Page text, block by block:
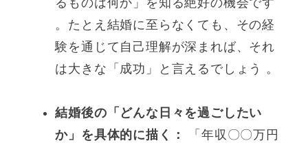
るものは何か」を知る絶好の機会です
。たとえ結婚に至らなくても、その経
験を通じて自己理解が深まれば、それ
は大きな「成功」と言えるでしょう 。
結婚後の「どんな日々を過ごしたい
か」を具体的に描く：
「年収〇〇万円